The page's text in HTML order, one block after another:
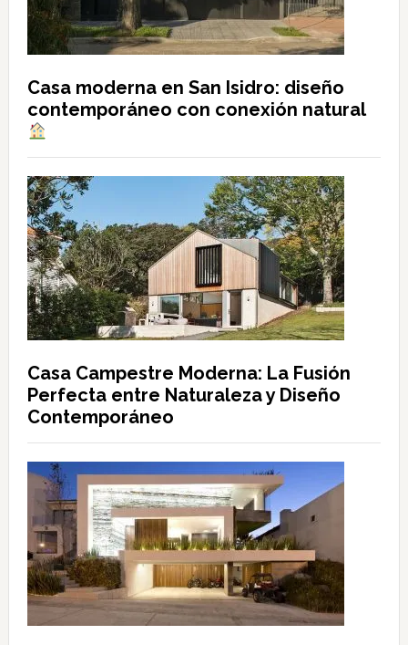
Casa moderna en San Isidro: diseño
contemporáneo con conexión natural
Casa Campestre Moderna: La Fusión
Perfecta entre Naturaleza y Diseño
Contemporáneo